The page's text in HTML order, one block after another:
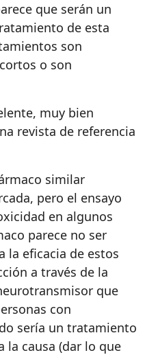
que serán un
de esta
son
o son
muy bien
revista de referencia
similar
pero el ensayo
en algunos
parece no ser
la eficacia de estos
a través de la
que
con
sería un tratamiento
causa (dar lo que